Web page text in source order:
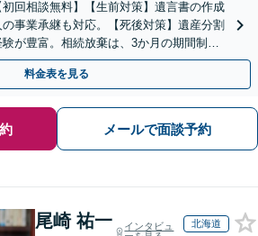
初回相談無料】【生前対策】遺言書の作成
事業承継も対応。【死後対策】遺産分割
が豊富。相続放棄は、3か月の期間制限
ください。【無料駐車場あり】
料金表を見る
メールで面談予約
尾崎 祐一
インタビュ
北海道